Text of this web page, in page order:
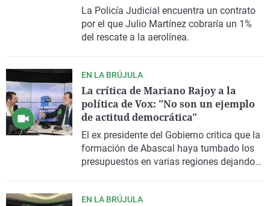
La Policía Judicial encuentra un contrato
por el que Julio Martínez cobraría un 1%
del rescate a la aerolínea.
EN LA BRÚJULA
La crítica de Mariano Rajoy a la
política de Vox: "No son un ejemplo
de actitud democrática"
El ex presidente del Gobierno critica que la
formación de Abascal haya tumbado los
presupuestos en varias regiones dejando
EN LA BRÚJULA